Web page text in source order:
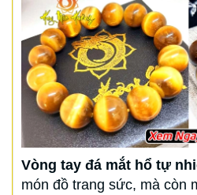
Vòng tay đá mắt hổ tự
món đồ trang sức, mà còn